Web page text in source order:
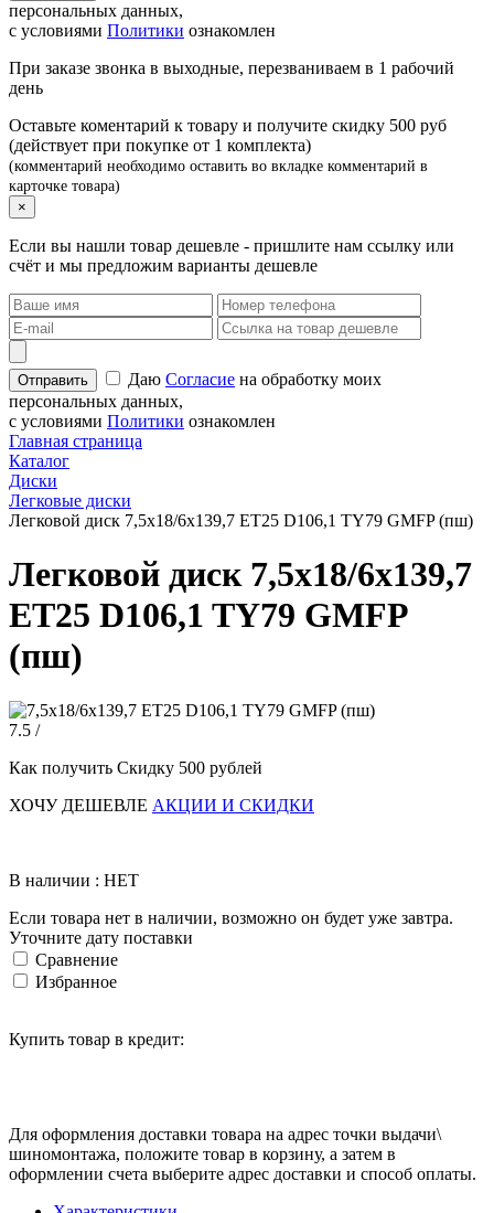
персональных данных,
с условиями Политики ознакомлен
При заказе звонка в выходные, перезваниваем в 1 рабочий
день
Оставьте коментарий к товару и получите скидку 500 руб
(действует при покупке от 1 комплекта)
(комментарий необходимо оставить во вкладке комментарий в
карточке товара)
×
Если вы нашли товар дешевле - пришлите нам ссылку или
счёт и мы предложим варианты дешевле
Даю Согласие на обработку моих
персональных данных,
с условиями Политики ознакомлен
Главная страница
Каталог
Диски
Легковые диски
Легковой диск 7,5x18/6x139,7 ET25 D106,1 TY79 GMFP (пш)
Легковой диск 7,5x18/6x139,7
ET25 D106,1 TY79 GMFP
(пш)
7.5 /
Как получить Скидку 500 рублей
ХОЧУ ДЕШЕВЛЕ АКЦИИ И СКИДКИ
В наличии : НЕТ
Если товара нет в наличии, возможно он будет уже завтра.
Уточните дату поставки
Сравнение
Избранное
Купить товар в кредит:
Для оформления доставки товара на адрес точки выдачи\
шиномонтажа, положите товар в корзину, а затем в
оформлении счета выберите адрес доставки и способ оплаты.